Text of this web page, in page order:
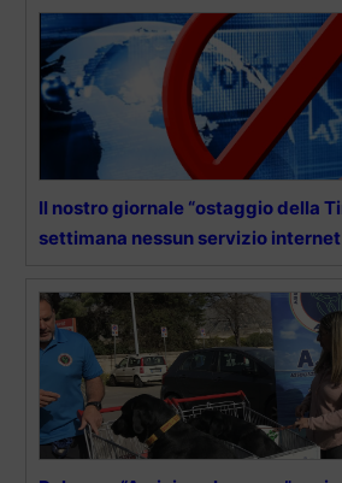
Il nostro giornale “ostaggio della
settimana nessun servizio internet